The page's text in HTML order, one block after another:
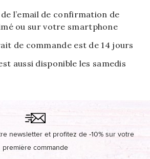
l’email de confirmation de
ou sur votre smartphone
de commande est de 14 jours
aussi disponible les samedis
newsletter et profitez de -10% sur votre
première commande